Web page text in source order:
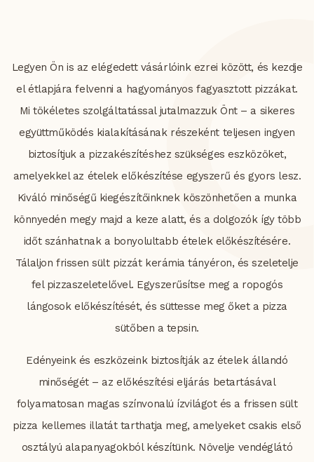
Legyen Ön is az elégedett vásárlóink ezrei között, és kezdje
el étlapjára felvenni a hagyományos fagyasztott pizzákat.
Mi tökéletes szolgáltatással jutalmazzuk Önt – a sikeres
együttműködés kialakításának részeként teljesen ingyen
biztosítjuk a pizzakészítéshez szükséges eszközöket,
amelyekkel az ételek előkészítése egyszerű és gyors lesz.
Kiváló minőségű kiegészítőinknek köszönhetően a munka
könnyedén megy majd a keze alatt, és a dolgozók így több
időt szánhatnak a bonyolultabb ételek előkészítésére.
Tálaljon frissen sült pizzát kerámia tányéron, és szeletelje
fel pizzaszeletelővel. Egyszerűsítse meg a ropogós
lángosok előkészítését, és süttesse meg őket a pizza
sütőben a tepsin.
Edényeink és eszközeink biztosítják az ételek állandó
minőségét – az előkészítési eljárás betartásával
folyamatosan magas színvonalú ízvilágot és a frissen sült
pizza kellemes illatát tarthatja meg, amelyeket csakis első
osztályú alapanyagokból készítünk. Növelje vendéglátó